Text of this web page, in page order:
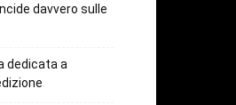
davvero sulle
dedicata a